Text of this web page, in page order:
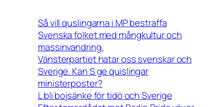
Så vill quslingarna i MP bestraffa
Svenska folket med mångkultur och
massinvandring.
Vänsterpartiet hatar oss svenskar och
Sverige. Kan S ge quislingar
ministerposter?
L bli bojsänke för tidö och Sverige